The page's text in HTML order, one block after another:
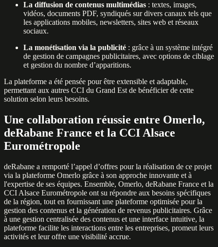
La diffusion de contenus multimédias : textes, images,
vidéos, documents PDF, syndiqués sur divers canaux tels que
les applications mobiles, newsletters, sites web et réseaux
sociaux.
La monétisation via la publicité : grâce à un système intégré
de gestion de campagnes publicitaires, avec options de ciblage
et gestion du nombre d’apparitions.
La plateforme a été pensée pour être extensible et adaptable,
permettant aux autres CCI du Grand Est de bénéficier de cette
solution selon leurs besoins.
Une collaboration réussie entre Omerlo,
deRabane France et la CCI Alsace
Eurométropole
deRabane a remporté l’appel d’offres pour la réalisation de ce projet
via la plateforme Omerlo grâce à son approche innovante et à
l'expertise de ses équipes. Ensemble, Omerlo, deRabane France et la
CCI Alsace Eurométropole ont su répondre aux besoins spécifiques
de la région, tout en fournissant une plateforme optimisée pour la
gestion des contenus et la génération de revenus publicitaires. Grâce
à une gestion centralisée des contenus et une interface intuitive, la
plateforme facilite les interactions entre les entreprises, promeut leurs
activités et leur offre une visibilité accrue.